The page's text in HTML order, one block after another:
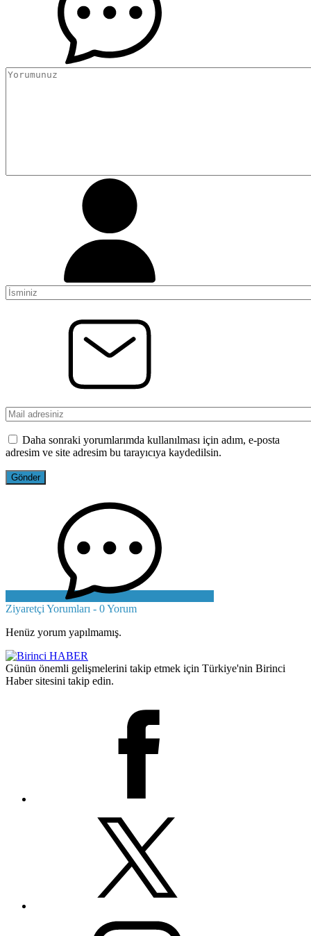
Daha sonraki yorumlarımda kullanılması için adım, e-posta
adresim ve site adresim bu tarayıcıya kaydedilsin.
Ziyaretçi Yorumları - 0 Yorum
Henüz yorum yapılmamış.
Günün önemli gelişmelerini takip etmek için Türkiye'nin Birinci
Haber sitesini takip edin.